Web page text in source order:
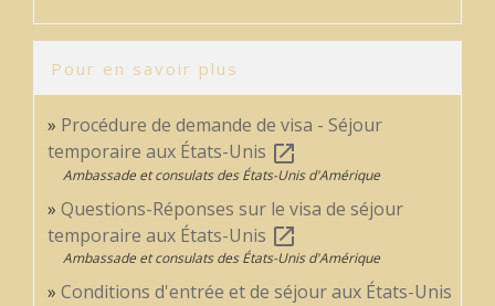
Pour en savoir plus
Procédure de demande de visa - Séjour
temporaire aux États-Unis open_in_new
Ambassade et consulats des États-Unis d'Amérique
Questions-Réponses sur le visa de séjour
temporaire aux États-Unis open_in_new
Ambassade et consulats des États-Unis d'Amérique
Conditions d'entrée et de séjour aux États-Unis